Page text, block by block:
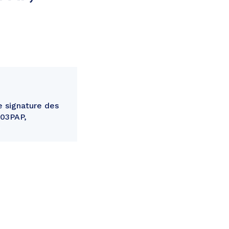
signature des